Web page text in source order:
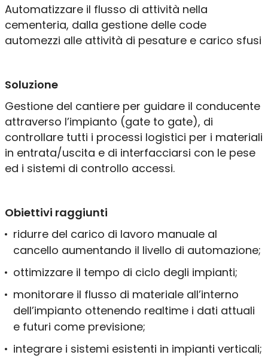
Chi siamo
Progetti
Clienti
Lavora con noi
Automatizzare il flusso di attività nella
cementeria, dalla gestione delle code
automezzi alle attività di pesature e carico sfusi
Soluzione
Gestione del cantiere per guidare il conducente
attraverso l’impianto (gate to gate), di
controllare tutti i processi logistici per i materiali
in entrata/uscita e di interfacciarsi con le pese
ed i sistemi di controllo accessi.
Obiettivi raggiunti
ridurre del carico di lavoro manuale al
cancello aumentando il livello di automazione;
ottimizzare il tempo di ciclo degli impianti;
monitorare il flusso di materiale all’interno
dell’impianto ottenendo realtime i dati attuali
e futuri come previsione;
integrare i sistemi esistenti in impianti verticali;